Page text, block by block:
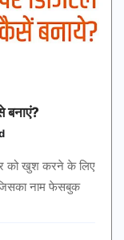
बनाएं?
को खुश करने के लिए
नाम फेसबुक